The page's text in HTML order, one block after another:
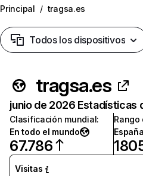
Principal / tragsa.es
Todos los dispositivos
tragsa.es
junio de 2026 Estadísticas
Clasificación mundial:
En todo el mundo
67.786
Rango
Visitas